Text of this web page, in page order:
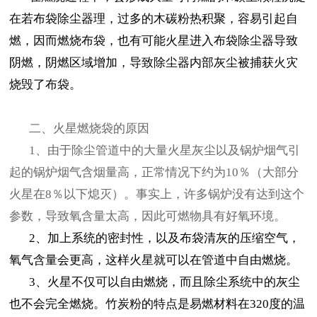
在若布袋除尘器理，过多的木碳粉热积聚，容易引起自
燃，因而燃烧布袋，也有可能火星进入布袋除尘器导致
阴燃，阴燃区域增加，导致除尘器内部灰尘被捕获火灾
烧毁了布袋。
二、火星燃烧袋的原因
1、由于除尘管道中的大量火星灰尘以及锅炉烟气引
起的锅炉烟气含烟量高，正常情况下约为10％（大部分
火星在8％以下熄灭）。事实上，许多锅炉没有达到这个
参数，导致氧含量太高，因此可燃物具有好氧环境。
2、加上系统的密封性，以及布袋清灰的压缩空气，
氧气含量会更高，这样火星就可以在管道中自由燃烧。
3、火星不仅可以自由燃烧，而且除尘系统中的灰尘
也不会完全燃烧。竹炭粉的特点是易燃材料在320度的温